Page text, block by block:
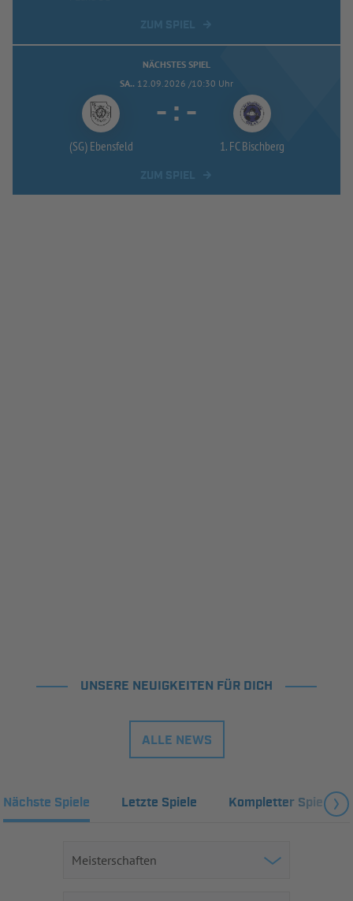
NÄCHSTES SPIEL
SA.. 12.09.2026 /10:30 Uhr
(SG) Ebensfeld
- : -
1. FC Bischberg
UNSERE NEUIGKEITEN FÜR DICH
ALLE NEWS
Nächste Spiele Letzte Spiele Kompletter Spielplan